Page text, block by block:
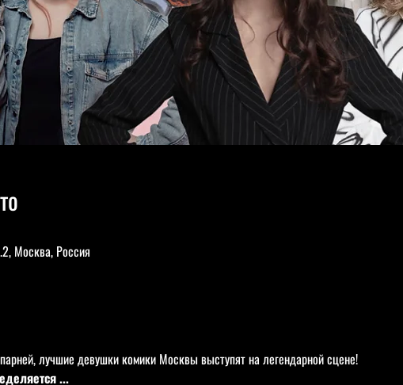
Москва, Россия
лучшие девушки комики Москвы выступят на легендарной сцене!
...